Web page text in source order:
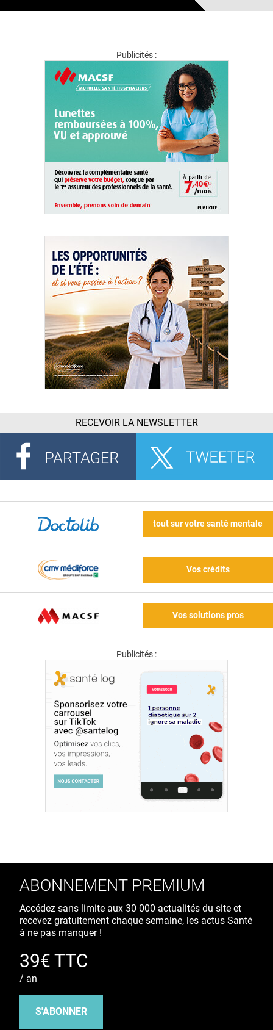
Publicités :
RECEVOIR LA NEWSLETTER
tout sur votre santé mentale
Vos crédits
Vos solutions pros
Publicités :
ABONNEMENT PREMIUM
Accédez sans limite aux 30 000 actualités du site et
recevez gratuitement chaque semaine, les actus Santé
à ne pas manquer !
39€ TTC
/ an
S'ABONNER